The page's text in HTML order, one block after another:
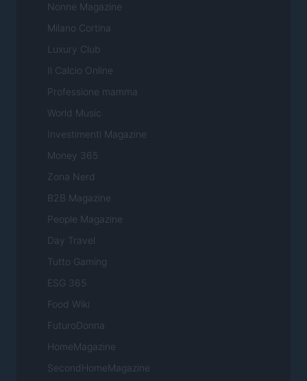
Nonne Magazine
Milano Cortina
Luxury Club
Il Calcio Online
Professione mamma
World Music
Investimenti Magazine
Money 365
Zona Nerd
B2B Magazine
People Magazine
Day Travel
Tutto Gaming
ESG 365
Food Wiki
FuturoDonna
HomeMagazine
SecondHomeMagazine